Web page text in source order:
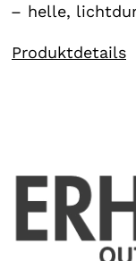
helle,
Produktdetails